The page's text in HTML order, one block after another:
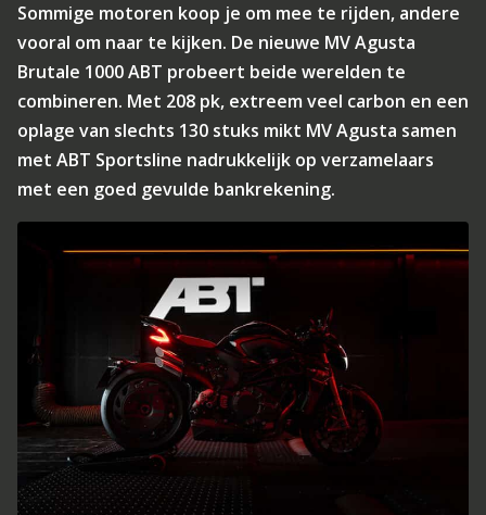
Sommige motoren koop je om mee te rijden, andere
vooral om naar te kijken. De nieuwe MV Agusta
Brutale 1000 ABT probeert beide werelden te
combineren. Met 208 pk, extreem veel carbon en een
oplage van slechts 130 stuks mikt MV Agusta samen
met ABT Sportsline nadrukkelijk op verzamelaars
met een goed gevulde bankrekening.